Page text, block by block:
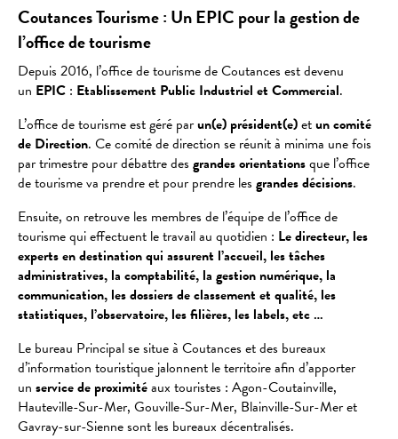
Coutances Tourisme : Un EPIC pour la gestion de
l’office de tourisme
Depuis 2016, l’office de tourisme de Coutances est devenu
un EPIC : Etablissement Public Industriel et Commercial.
L’office de tourisme est géré parun(e) président(e)etun comité
de Direction. Ce comité de direction se réunit à minima une fois
par trimestre pour débattre des grandes orientationsque l’office
de tourisme va prendre et pour prendre les grandes décisions.
Ensuite, on retrouve les membres de l’équipe de l’office de
tourisme qui effectuent le travail au quotidien : Le directeur, les
experts en destination qui assurent l’accueil, les tâches
administratives, la comptabilité, la gestion numérique, la
communication, les dossiers de classement et qualité, les
statistiques, l’observatoire, les filières, les labels, etc …
Le bureau Principal se situe à Coutances et des bureaux
d’information touristique jalonnent le territoire afin d’apporter
un service de proximitéaux touristes : Agon-Coutainville,
Hauteville-Sur-Mer, Gouville-Sur-Mer, Blainville-Sur-Mer et
Gavray-sur-Sienne sont les bureaux décentralisés.